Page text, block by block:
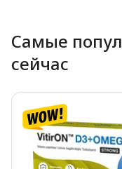
Самые
сейчас